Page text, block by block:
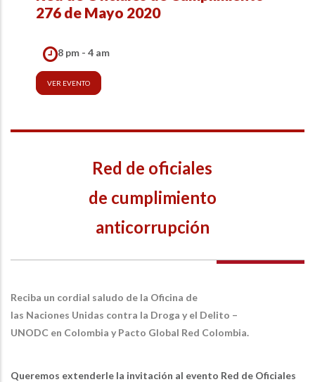
276 de Mayo 2020
8 pm - 4 am
VER EVENTO
Red de oficiales
de cumplimiento
anticorrupción
Reciba un cordial saludo de la Oficina de
las Naciones Unidas contra la Droga y el Delito –
UNODC en Colombia y Pacto Global Red Colombia.
Queremos extenderle la invitación al evento Red de Oficiales